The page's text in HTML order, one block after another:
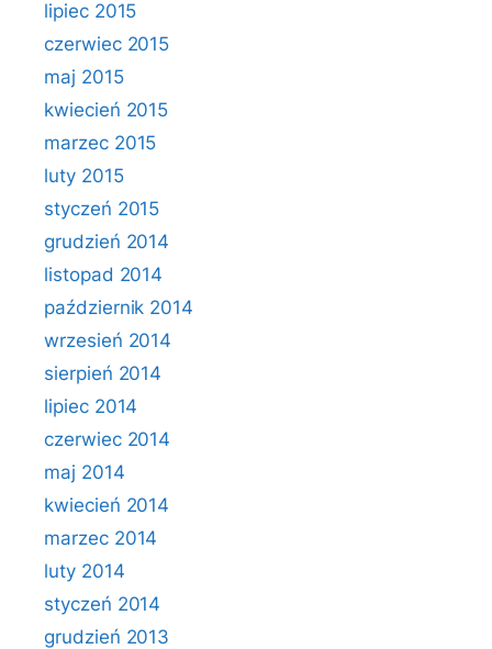
lipiec 2015
czerwiec 2015
maj 2015
kwiecień 2015
marzec 2015
luty 2015
styczeń 2015
grudzień 2014
listopad 2014
październik 2014
wrzesień 2014
sierpień 2014
lipiec 2014
czerwiec 2014
maj 2014
kwiecień 2014
marzec 2014
luty 2014
styczeń 2014
grudzień 2013